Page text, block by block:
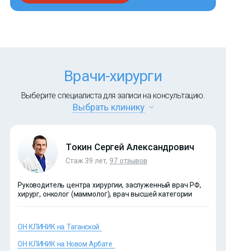
Врачи-хирурги
Выберите специалиста для записи на консультацию.
Выбрать клинику
?>
Токин Сергей Александрович
Стаж 39 лет, 97 отзывов
Руководитель центра хирургии, заслуженный врач РФ,
хирург, онколог (маммолог), врач высшей категории
ОН КЛИНИК на Таганской
ОН КЛИНИК на Новом Арбате